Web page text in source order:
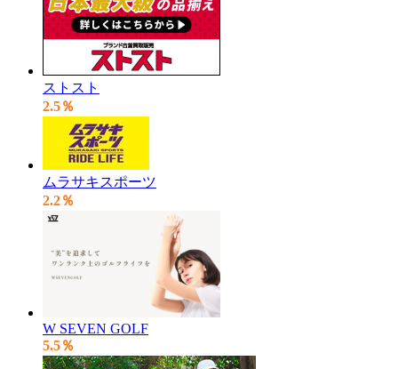
ストスト
2.5％
ムラサキスポーツ
2.2％
W SEVEN GOLF
5.5％